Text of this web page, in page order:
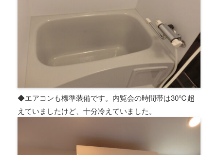
◆エアコンも標準装備です。内覧会の時間帯は30℃超
えていましたけど、十分冷えていました。